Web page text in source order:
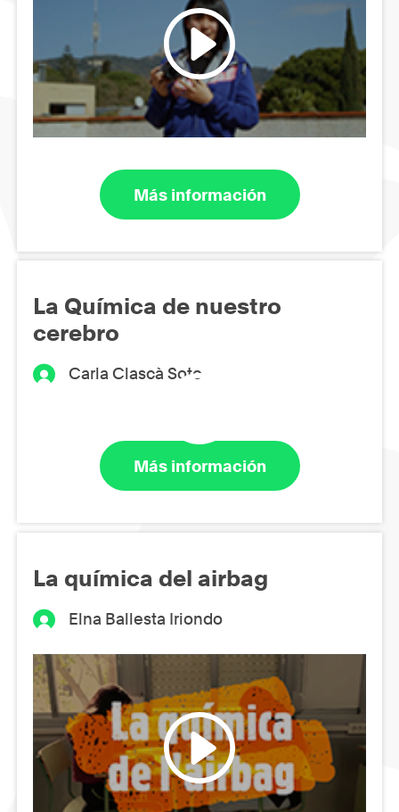
Más información
La Química de nuestro
cerebro
Carla Clascà Soto
Más información
La química del airbag
Elna Ballesta Iriondo